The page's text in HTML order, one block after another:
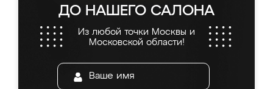
ДО НАШЕГО САЛОНА
Из любой точки Москвы и
Московской области!